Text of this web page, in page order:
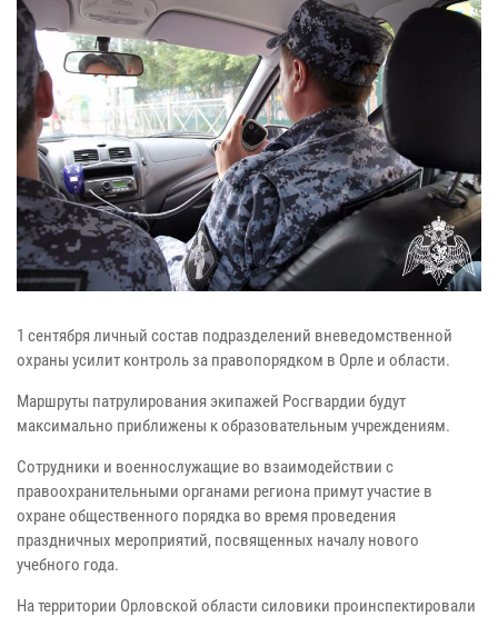
1 сентября личный состав подразделений вневедомственной
охраны усилит контроль за правопорядком в Орле и области.
Маршруты патрулирования экипажей Росгвардии будут
максимально приближены к образовательным учреждениям.
Сотрудники и военнослужащие во взаимодействии с
правоохранительными органами региона примут участие в
охране общественного порядка во время проведения
праздничных мероприятий, посвященных началу нового
учебного года.
На территории Орловской области силовики проинспектировали